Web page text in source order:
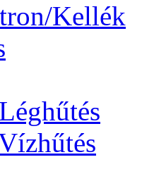
Kellék